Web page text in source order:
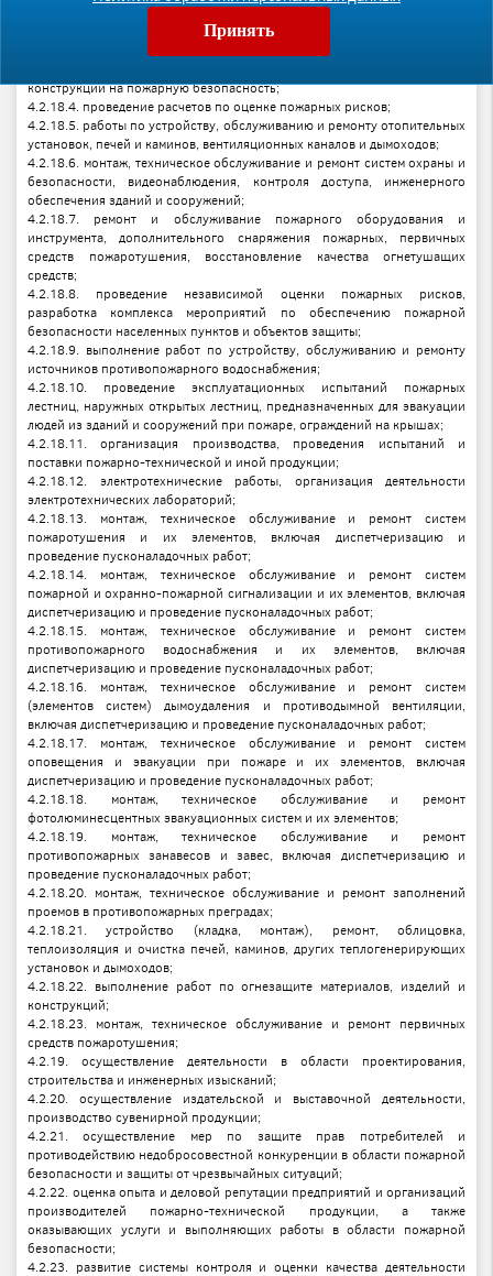
населенных пунктов на договорной основе;
4.2.18.2. проведение научно-технического консультирования и
конструкций на пожарную безопасность;
4.2.18.4. проведение расчетов по оценке пожарных рисков;
4.2.18.5. работы по устройству, обслуживанию и ремонту отопительных
установок, печей и каминов, вентиляционных каналов и дымоходов;
4.2.18.6. монтаж, техническое обслуживание и ремонт систем охраны и
безопасности, видеонаблюдения, контроля доступа, инженерного
обеспечения зданий и сооружений;
4.2.18.7. ремонт и обслуживание пожарного оборудования и
инструмента, дополнительного снаряжения пожарных, первичных
средств пожаротушения, восстановление качества огнетушащих
средств;
4.2.18.8. проведение независимой оценки пожарных рисков,
разработка комплекса мероприятий по обеспечению пожарной
безопасности населенных пунктов и объектов защиты;
4.2.18.9. выполнение работ по устройству, обслуживанию и ремонту
источников противопожарного водоснабжения;
4.2.18.10. проведение эксплуатационных испытаний пожарных
лестниц, наружных открытых лестниц, предназначенных для эвакуации
людей из зданий и сооружений при пожаре, ограждений на крышах;
4.2.18.11. организация производства, проведения испытаний и
поставки пожарно-технической и иной продукции;
4.2.18.12. электротехнические работы, организация деятельности
электротехнических лабораторий;
4.2.18.13. монтаж, техническое обслуживание и ремонт систем
пожаротушения и их элементов, включая диспетчеризацию и
проведение пусконаладочных работ;
4.2.18.14. монтаж, техническое обслуживание и ремонт систем
пожарной и охранно-пожарной сигнализации и их элементов, включая
диспетчеризацию и проведение пусконаладочных работ;
4.2.18.15. монтаж, техническое обслуживание и ремонт систем
противопожарного водоснабжения и их элементов, включая
диспетчеризацию и проведение пусконаладочных работ;
4.2.18.16. монтаж, техническое обслуживание и ремонт систем
(элементов систем) дымоудаления и противодымной вентиляции,
включая диспетчеризацию и проведение пусконаладочных работ;
4.2.18.17. монтаж, техническое обслуживание и ремонт систем
оповещения и эвакуации при пожаре и их элементов, включая
диспетчеризацию и проведение пусконаладочных работ;
4.2.18.18. монтаж, техническое обслуживание и ремонт
фотолюминесцентных эвакуационных систем и их элементов;
4.2.18.19. монтаж, техническое обслуживание и ремонт
противопожарных занавесов и завес, включая диспетчеризацию и
проведение пусконаладочных работ;
4.2.18.20. монтаж, техническое обслуживание и ремонт заполнений
проемов в противопожарных преградах;
4.2.18.21. устройство (кладка, монтаж), ремонт, облицовка,
теплоизоляция и очистка печей, каминов, других теплогенерирующих
установок и дымоходов;
4.2.18.22. выполнение работ по огнезащите материалов, изделий и
конструкций;
4.2.18.23. монтаж, техническое обслуживание и ремонт первичных
средств пожаротушения;
4.2.19. осуществление деятельности в области проектирования,
строительства и инженерных изысканий;
4.2.20. осуществление издательской и выставочной деятельности,
производство сувенирной продукции;
4.2.21. осуществление мер по защите прав потребителей и
противодействию недобросовестной конкуренции в области пожарной
безопасности и защиты от чрезвычайных ситуаций;
4.2.22. оценка опыта и деловой репутации предприятий и организаций
производителей пожарно-технической продукции, а также
оказывающих услуги и выполняющих работы в области пожарной
безопасности;
4.2.23. развитие системы контроля и оценки качества деятельности
Принять